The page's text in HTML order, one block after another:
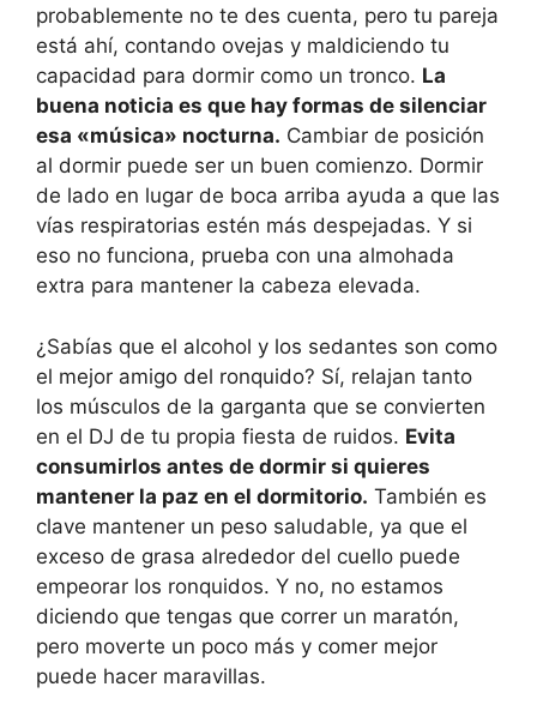
probablemente no te des cuenta, pero tu pareja
está ahí, contando ovejas y maldiciendo tu
capacidad para dormir como un tronco. La
buena noticia es que hay formas de silenciar
esa «música» nocturna. Cambiar de posición
al dormir puede ser un buen comienzo. Dormir
de lado en lugar de boca arriba ayuda a que las
vías respiratorias estén más despejadas. Y si
eso no funciona, prueba con una almohada
extra para mantener la cabeza elevada.
¿Sabías que el alcohol y los sedantes son como
el mejor amigo del ronquido? Sí, relajan tanto
los músculos de la garganta que se convierten
en el DJ de tu propia fiesta de ruidos. Evita
consumirlos antes de dormir si quieres
mantener la paz en el dormitorio. También es
clave mantener un peso saludable, ya que el
exceso de grasa alrededor del cuello puede
empeorar los ronquidos. Y no, no estamos
diciendo que tengas que correr un maratón,
pero moverte un poco más y comer mejor
puede hacer maravillas.